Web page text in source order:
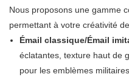
Nous proposons une gamme
permettant à votre créativité
Émail classique/Émail
éclatantes, texture haut de
pour les emblèmes